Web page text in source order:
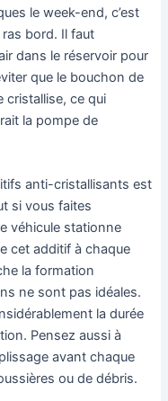
le week-end, c’est
ras bord. Il faut
dans le réservoir pour
que le bouchon de
cristallise, ce qui
la pompe de
anti-cristallisants est
si vous faites
véhicule stationne
cet additif à chaque
la formation
ne sont pas idéales.
la durée
Pensez aussi à
avant chaque
ou de débris.